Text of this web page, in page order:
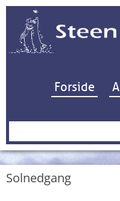
Forside
Søg
Solnedgang